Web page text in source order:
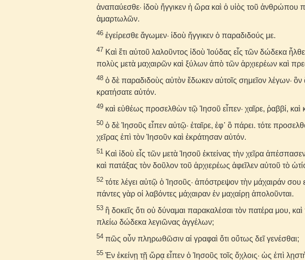
ἀναπαύεσθε· ἰδοὺ ἤγγικεν ἡ ὥρα καὶ ὁ υἱὸς τοῦ ἀνθρώπου
ἁμαρτωλῶν.
46 ἐγείρεσθε ἄγωμεν· ἰδοὺ ἤγγικεν ὁ παραδιδούς με.
47 Καὶ ἔτι αὐτοῦ λαλοῦντος ἰδοὺ Ἰούδας εἷς τῶν δώδεκα
πολὺς μετὰ μαχαιρῶν καὶ ξύλων ἀπὸ τῶν ἀρχιερέων καὶ
48 ὁ δὲ παραδιδοὺς αὐτὸν ἔδωκεν αὐτοῖς σημεῖον λέγων· ὃν
κρατήσατε αὐτόν.
49 καὶ εὐθέως προσελθὼν τῷ Ἰησοῦ εἶπεν· χαῖρε, ῥαββί, καὶ
50 ὁ δὲ Ἰησοῦς εἶπεν αὐτῷ· ἑταῖρε, ἐφ᾽ ὃ πάρει. τότε
χεῖρας ἐπὶ τὸν Ἰησοῦν καὶ ἐκράτησαν αὐτόν.
51 Καὶ ἰδοὺ εἷς τῶν μετὰ Ἰησοῦ ἐκτείνας τὴν χεῖρα
καὶ πατάξας τὸν δοῦλον τοῦ ἀρχιερέως ἀφεῖλεν αὐτοῦ τὸ
52 τότε λέγει αὐτῷ ὁ Ἰησοῦς· ἀπόστρεψον τὴν μάχαιράν σου
πάντες γὰρ οἱ λαβόντες μάχαιραν ἐν μαχαίρῃ ἀπολοῦνται.
53 ἢ δοκεῖς ὅτι οὐ δύναμαι παρακαλέσαι τὸν πατέρα μου, καὶ
πλείω δώδεκα λεγιῶνας ἀγγέλων;
54 πῶς οὖν πληρωθῶσιν αἱ γραφαὶ ὅτι οὕτως δεῖ γενέσθαι;
55 Ἐν ἐκείνῃ τῇ ὥρᾳ εἶπεν ὁ Ἰησοῦς τοῖς ὄχλοις· ὡς ἐπὶ